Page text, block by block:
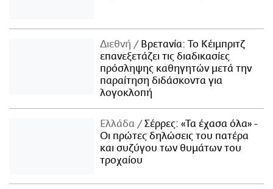
Διεθνή
Βρετανία: Το Κέιμπριτζ
επανεξετάζει τις διαδικασίες
πρόσληψης καθηγητών μετά την
παραίτηση διδάσκοντα για
λογοκλοπή
Ελλάδα
Σέρρες: «Τα έχασα όλα» -
Οι πρώτες δηλώσεις του πατέρα
και συζύγου των θυμάτων του
τροχαίου